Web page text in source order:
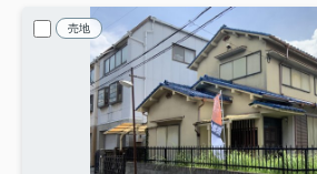
売地